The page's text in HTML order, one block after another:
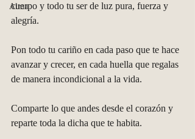
Alma
cuerpo y todo tu ser de luz pura, fuerza y
alegría.
Pon todo tu cariño en cada paso que te hace
avanzar y crecer, en cada huella que regalas
de manera incondicional a la vida.
Comparte lo que andes desde el corazón y
reparte toda la dicha que te habita.